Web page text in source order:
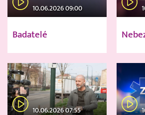
10.06.2026 09:00
Badatelé
10.06.2026 07:55